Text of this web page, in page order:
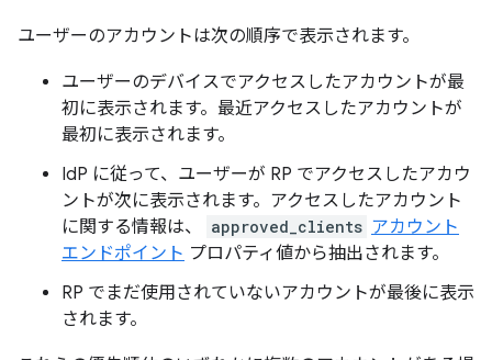
ユーザーのアカウントは次の順序で表示されます。
ユーザーのデバイスでアクセスしたアカウントが最
初に表示されます。最近アクセスしたアカウントが
最初に表示されます。
IdP に従って、ユーザーが RP でアクセスしたアカウ
ントが次に表示されます。アクセスしたアカウント
に関する情報は、
approved_clients アカウント
エンドポイント プロパティ値から抽出されます。
RP でまだ使用されていないアカウントが最後に表示
されます。